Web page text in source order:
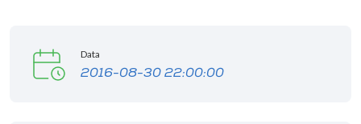
Data
2016-08-30 22:00:00